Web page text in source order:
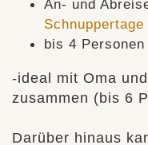
An- und
Schnuppertage
bis 4
-ideal mit Oma
zusammen (bis 6
Darüber hinaus